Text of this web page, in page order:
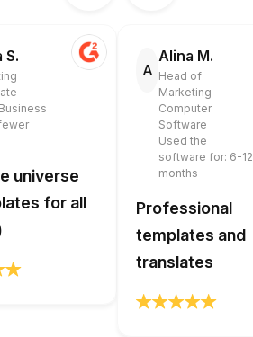
S.
universe
for all
A
Alina M.
Head of
Marketing
Computer
Software
Used the
software for: 6-12
months
Professional
templates and
translates